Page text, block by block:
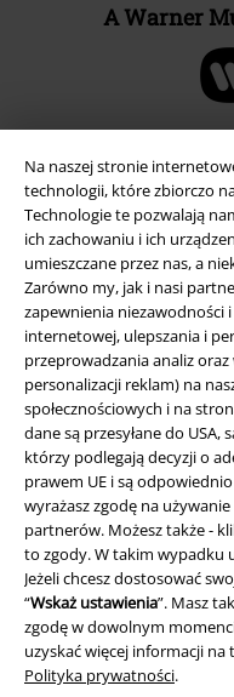
Na naszej stronie
technologii, które zbiorczo
Technologie te pozwalają
ich zachowaniu i ich
umieszczane przez nas, a
Zarówno my, jak i nasi
zapewnienia niezawodności
internetowej, ulepszania i
przeprowadzania analiz
personalizacji reklam) na
społecznościowych i na
dane są przesyłane do
którzy podlegają decyzji o
prawem UE i są
wyrażasz zgodę na
partnerów. Możesz także -
to zgody. W takim wypadku
Jeżeli chcesz dostosować
“Wskaż ustawienia”. Masz
zgodę w dowolnym
uzyskać więcej informacji
Polityka prywatności.
A Warner
Informacje prawne
Regulamin
Dane firmy
Polityka prywatności
Unieszkodliwianie odpadów
Deklaracja Zgodności
Informacje dotyczące